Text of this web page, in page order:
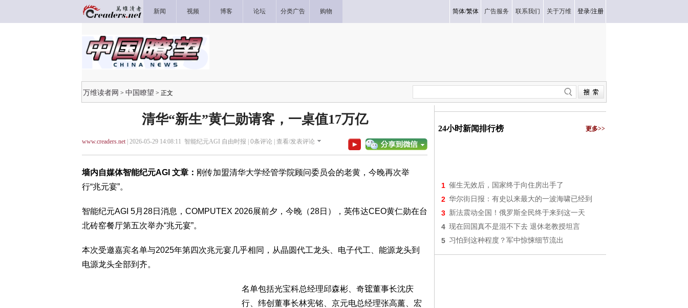
新闻 视频 博客 论坛 分类广告 购物 简体/繁体 广告服务 联系我们 关于万维 登录/注册
万维读者网 > 中国瞭望 > 正文
清华“新生”黄仁勋请客，一桌值17万亿
www.creaders.net| 2026-05-29 14:08:11 智能纪元AGI 自由时报 | 0条评论 | 查看/发表评论
墙内自媒体智能纪元AGI 文章： 刚传加盟清华大学经管学院顾问委员会的老黄，今晚再次举
行“兆元宴”。
智能纪元AGI 5月28日消息，COMPUTEX 2026展前夕，今晚（28日），英伟达CEO黄仁勋在台
北砖窑餐厅第五次举办“兆元宴”。
本次受邀嘉宾名单与2025年第四次兆元宴几乎相同，从晶圆代工龙头、电子代工、能源龙头到
电源龙头全部到齐。
名单包括光宝科总经理邱森彬、奇𬭎董事长沈庆
行、纬创董事长林宪铭、京元电总经理张高薰、宏
24小时新闻排行榜 更多>>
1 催生无效后，国家终于向住房出手了
2 华尔街日报：有史以来最大的一波海啸已经到
3 新法震动全国！俄罗斯全民终于来到这一天
4 现在回国真不是混不下去 退休老教授坦言
5 习怕到这种程度？军中惊悚细节流出